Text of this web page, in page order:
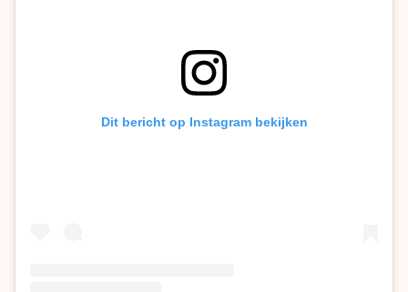
Dit bericht op Instagram bekijken